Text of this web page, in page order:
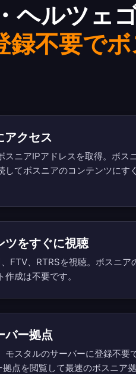
ヘルツェ
録不要で
アクセス
スニアIPアドレスを取得。ボス
してボスニアのコンテンツにす
ツをすぐに視聴
FTV、RTRSを視聴。ボスニア
成は不要です。
バー拠点
モスタルのサーバーに登録不要
点を閲覧 して最速のボスニア